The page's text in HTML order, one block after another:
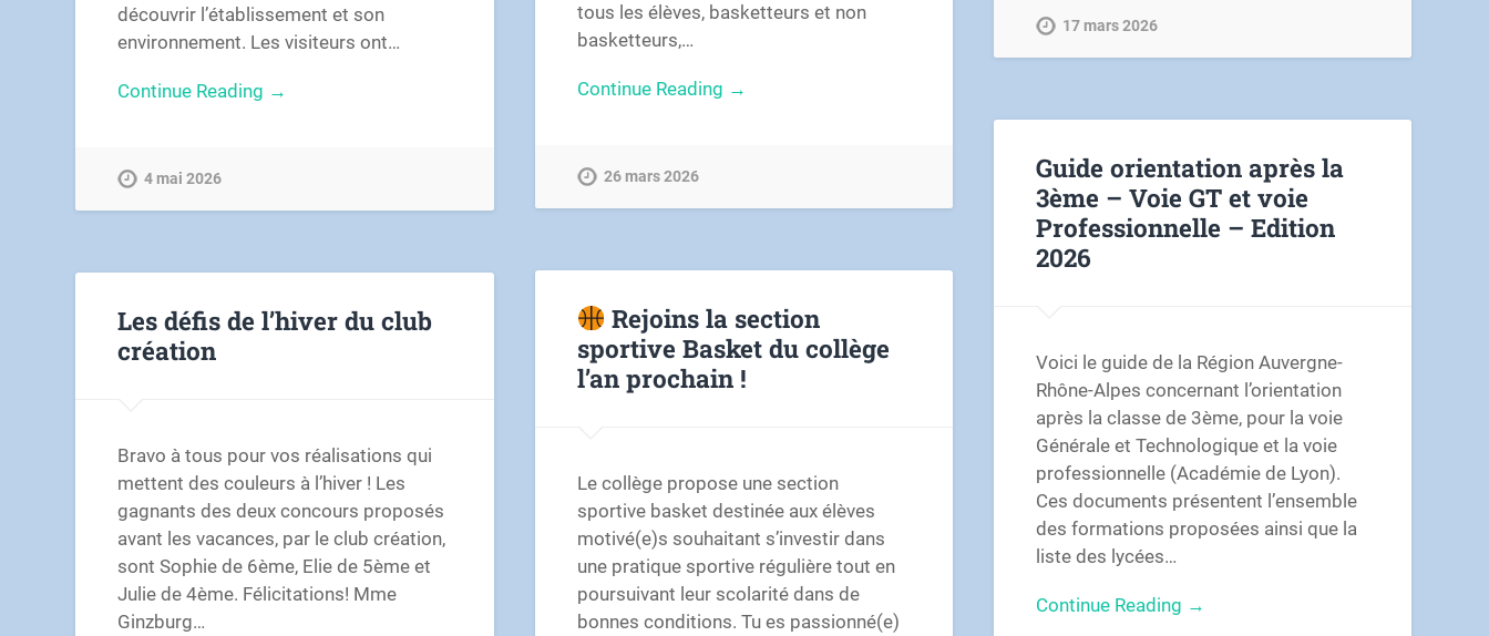
découvrir l’établissement et son
environnement. Les visiteurs ont…
Continue Reading →
4 mai 2026
tous les élèves, basketteurs et non
basketteurs,…
Continue Reading →
26 mars 2026
17 mars 2026
Guide orientation après la
3ème – Voie GT et voie
Professionnelle – Edition
2026
Voici le guide de la Région Auvergne-
Rhône-Alpes concernant l’orientation
après la classe de 3ème, pour la voie
Générale et Technologique et la voie
professionnelle (Académie de Lyon).
Ces documents présentent l’ensemble
des formations proposées ainsi que la
liste des lycées…
Continue Reading →
Rejoins la section
sportive Basket du collège
l’an prochain !
Le collège propose une section
sportive basket destinée aux élèves
motivé(e)s souhaitant s’investir dans
une pratique sportive régulière tout en
poursuivant leur scolarité dans de
bonnes conditions. Tu es passionné(e)
Les défis de l’hiver du club
création
Bravo à tous pour vos réalisations qui
mettent des couleurs à l’hiver ! Les
gagnants des deux concours proposés
avant les vacances, par le club création,
sont Sophie de 6ème, Elie de 5ème et
Julie de 4ème. Félicitations! Mme
Ginzburg…